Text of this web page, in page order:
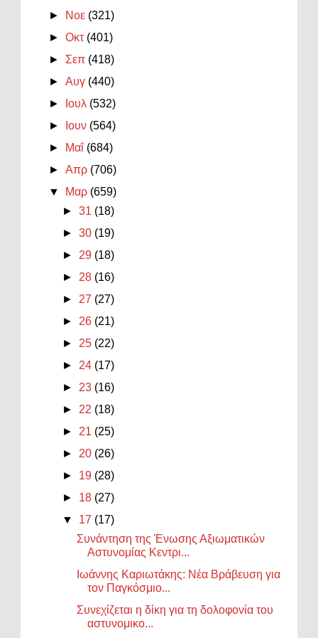
►
Νοε (321)
►Οκτ (401)
► Σεπ (418)
►Αυγ (440)
►
Ιουλ (532)
►
Ιουν (564)
►
Μαΐ (684)
►Απρ (706)
▼
Μαρ (659)
►31 (18)
►30 (19)
► 29 (18)
► 28 (16)
► 27 (27)
► 26 (21)
► 25 (22)
► 24 (17)
► 23 (16)
► 22 (18)
► 21 (25)
► 20 (26)
► 19 (28)
► 18 (27)
▼ 17 (17)
Συνάντηση της Ένωσης Αξιωματικών
Αστυνομίας Κεντρι...
Ιωάννης Καριωτάκης: Νέα Βράβευση για
τον Παγκόσμιο...
Συνεχίζεται η δίκη για τη δολοφονία του
αστυνομικο...